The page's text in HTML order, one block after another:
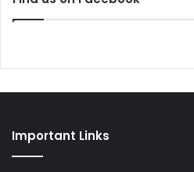
Important Links